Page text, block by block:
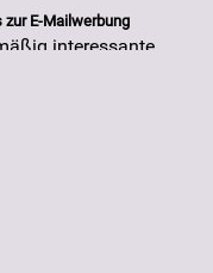
zur E-Mailwerbung
interessante
Meine E-
an andere